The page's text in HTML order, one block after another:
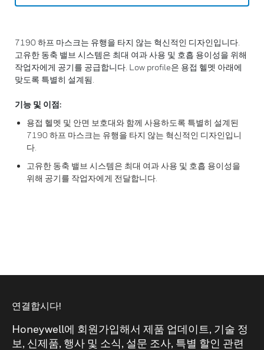
7190 하프 마스크는 유행을 타지 않는 혁신적인 디자인입니다.
고유한 동축 밸브 시스템은 최대 여과 사용 및 호흡 용이성을 위해
작업자에게 공기를 공급합니다. Low profile은 용접 헬멧 아래에
맞도록 특별히 설계됨.
기능 및 이점:
용접 헬멧 및 안면 보호대와 함께 사용하도록 특별히 설계된
7190 하프 마스크는 유행을 타지 않는 혁신적인 디자인입니
다.
고유한 동축 밸브 시스템은 최대 여과 사용 및 호흡 용이성을
위해 공기를 작업자에게 전달합니다.
연결합시다!
Honeywell에 회원가입해서 제품 업데이트, 기술 정
보, 신제품, 행사 및 소식, 설문 조사, 특별 할인 관련